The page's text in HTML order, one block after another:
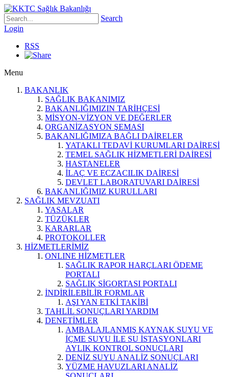
Search
Login
RSS
Menu
BAKANLIK
SAĞLIK BAKANIMIZ
BAKANLIĞIMIZIN TARİHÇESİ
MİSYON-VİZYON VE DEĞERLER
ORGANİZASYON ŞEMASI
BAKANLIĞIMIZA BAĞLI DAİRELER
YATAKLI TEDAVİ KURUMLARI DAİRESİ
TEMEL SAĞLIK HİZMETLERİ DAİRESİ
HASTANELER
İLAÇ VE ECZACILIK DAİRESİ
DEVLET LABORATUVARI DAİRESİ
BAKANLIĞIMIZ KURULLARI
SAĞLIK MEVZUATI
YASALAR
TÜZÜKLER
KARARLAR
PROTOKOLLER
HİZMETLERİMİZ
ONLINE HİZMETLER
SAĞLIK RAPOR HARÇLARI ÖDEME
PORTALI
SAĞLIK SİGORTASI PORTALI
İNDİRİLEBİLİR FORMLAR
AŞI YAN ETKİ TAKİBİ
TAHLİL SONUÇLARI YARDIM
DENETİMLER
AMBALAJLANMIŞ KAYNAK SUYU VE
İÇME SUYU İLE SU İSTASYONLARI
AYLIK KONTROL SONUÇLARI
DENİZ SUYU ANALİZ SONUÇLARI
YÜZME HAVUZLARI ANALİZ